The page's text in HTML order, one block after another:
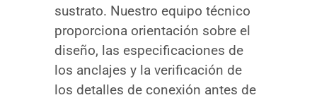
sustrato. Nuestro equipo técnico
proporciona orientación sobre el
diseño, las especificaciones de
los anclajes y la verificación de
los detalles de conexión antes de